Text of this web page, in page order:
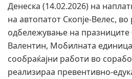
Денеска (14.02.2026) на
на автопатот Скопје-Велес,
одбележување на празниците
Валентин, Мобилната
сообраќајни работи во
реализираа превентивно-